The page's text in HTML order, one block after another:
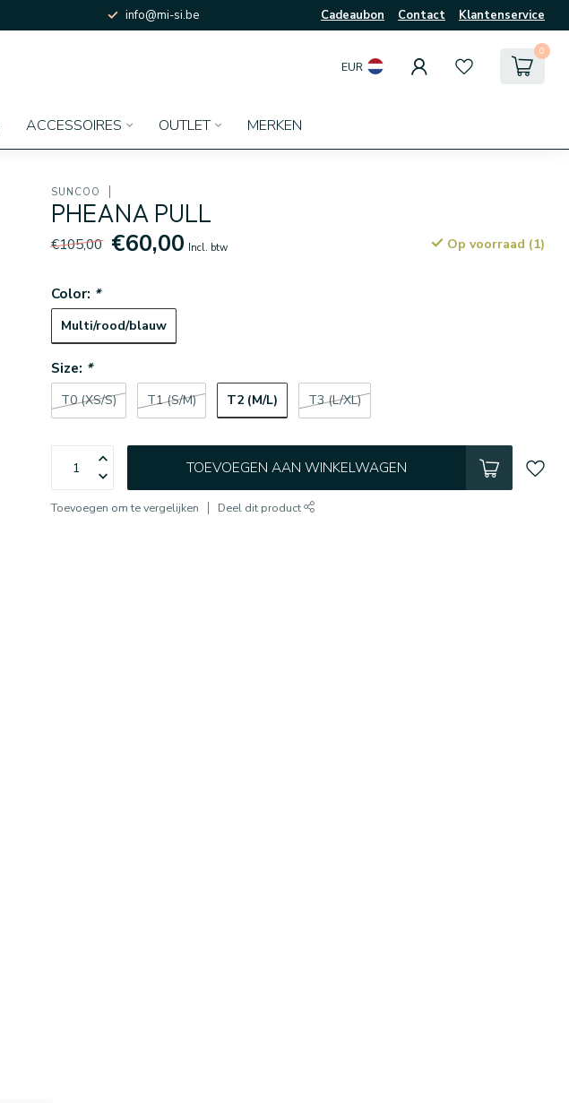
info@mi-si.be Cadeaubon Contact Klantenservice
EUR
0
ACCESSOIRES OUTLET MERKEN
SUNCOO
PHEANA PULL
€105,00 €60,00 Incl. btw Op voorraad (1)
Color: *
Multi/rood/blauw
Size: *
T0 (XS/S) T1 (S/M) T2 (M/L) T3 (L/XL)
TOEVOEGEN AAN WINKELWAGEN
Toevoegen om te vergelijken Deel dit product